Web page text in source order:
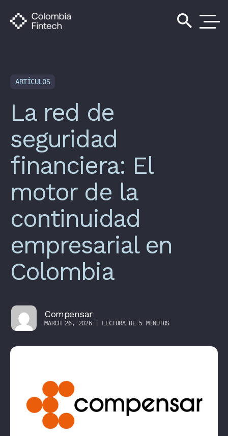
search
ARTÍCULOS
La red de
seguridad
financiera: El
motor de la
continuidad
empresarial en
Colombia
Compensar
MARCH 26, 2026 | LECTURA DE 5 MINUTOS